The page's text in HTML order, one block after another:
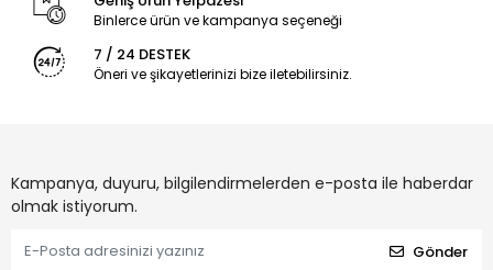
Binlerce ürün ve kampanya seçeneği
7 / 24 DESTEK
Öneri ve şikayetlerinizi bize iletebilirsiniz.
Kampanya, duyuru, bilgilendirmelerden e-posta ile haberdar
olmak istiyorum.
Gönder